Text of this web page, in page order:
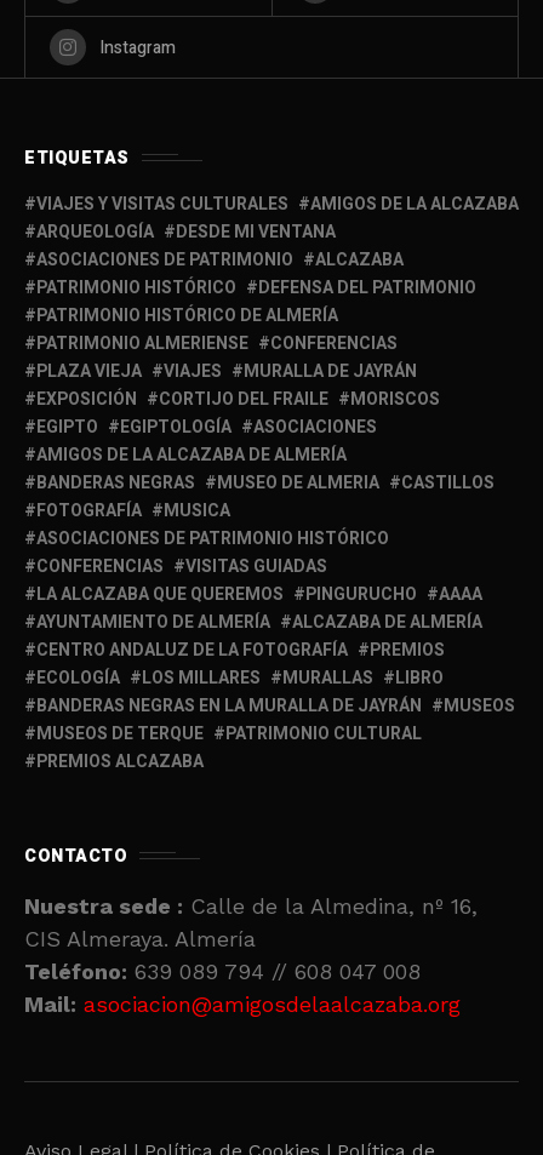
Instagram
ETIQUETAS
VIAJES Y VISITAS CULTURALES
AMIGOS DE LA ALCAZABA
ARQUEOLOGÍA
DESDE MI VENTANA
ASOCIACIONES DE PATRIMONIO
ALCAZABA
PATRIMONIO HISTÓRICO
DEFENSA DEL PATRIMONIO
PATRIMONIO HISTÓRICO DE ALMERÍA
PATRIMONIO ALMERIENSE
CONFERENCIAS
PLAZA VIEJA
VIAJES
MURALLA DE JAYRÁN
EXPOSICIÓN
CORTIJO DEL FRAILE
MORISCOS
EGIPTO
EGIPTOLOGÍA
ASOCIACIONES
AMIGOS DE LA ALCAZABA DE ALMERÍA
BANDERAS NEGRAS
MUSEO DE ALMERIA
CASTILLOS
FOTOGRAFÍA
MUSICA
ASOCIACIONES DE PATRIMONIO HISTÓRICO
CONFERENCIAS
VISITAS GUIADAS
LA ALCAZABA QUE QUEREMOS
PINGURUCHO
AAAA
AYUNTAMIENTO DE ALMERÍA
ALCAZABA DE ALMERÍA
CENTRO ANDALUZ DE LA FOTOGRAFÍA
PREMIOS
ECOLOGÍA
LOS MILLARES MURALLAS
LIBRO
BANDERAS NEGRAS EN LA MURALLA DE JAYRÁN
MUSEOS
MUSEOS DE TERQUE
PATRIMONIO CULTURAL
PREMIOS ALCAZABA
CONTACTO
Nuestra sede : Calle de la Almedina, nº 16,
CIS Almeraya. Almería
Teléfono: 639 089 794 // 608 047 008
Mail: asociacion@amigosdelaalcazaba.org